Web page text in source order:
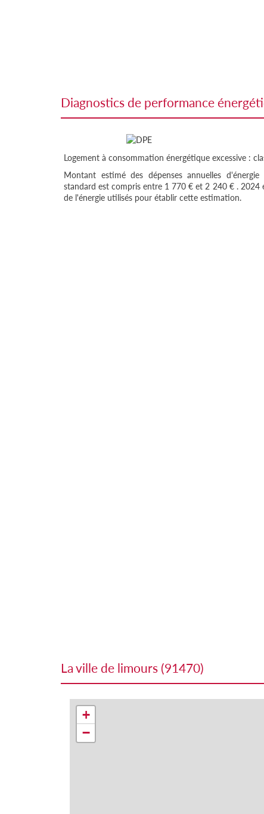
diagnostics de performance
Logement à consommation énergétique excessive :
Montant estimé des dépenses annuelles
standard est compris entre 1 770 € et 2 240 € . 2024
de l'énergie utilisés pour établir cette estimation.
la ville de limours (91470)
+
−